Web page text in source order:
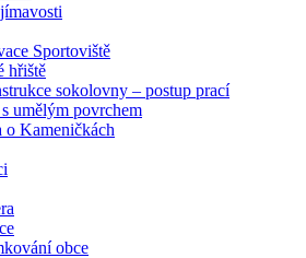
Sportoviště
hřiště
sokolovny – postup prací
umělým povrchem
o Kameničkách
obce